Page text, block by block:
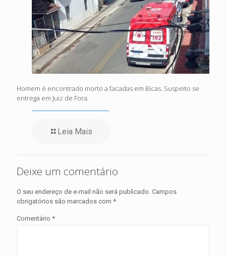
Homem é encontrado morto a facadas em Bicas. Suspeito se
entrega em Juiz de Fora.
Leia Mais
Deixe um comentário
O seu endereço de e-mail não será publicado. Campos
obrigatórios são marcados com *
Comentário *